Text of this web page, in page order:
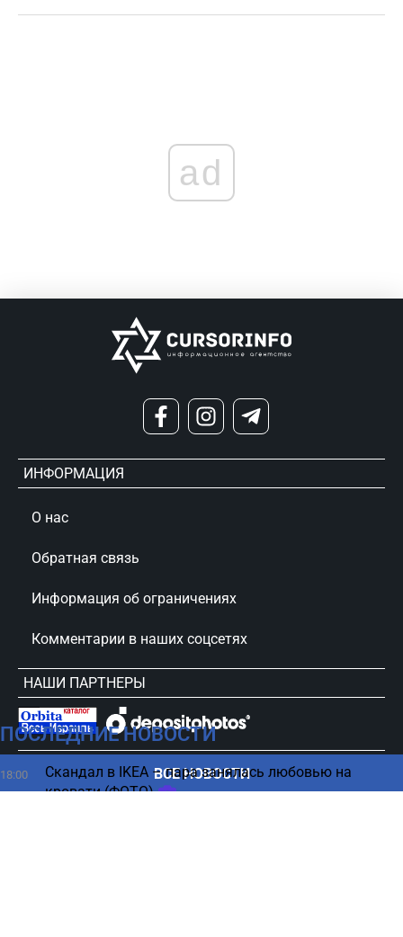
ПОСЛЕДНИЕ НОВОСТИ
18:00
Скандал в IKEA – пара занялась любовью на
кровати (ФОТО)
ВСЕ НОВОСТИ
ad
ИНФОРМАЦИЯ
О нас
Обратная связь
Информация об ограничениях
Комментарии в наших соцсетях
НАШИ ПАРТНЕРЫ
сursorinfo.co.il © Все права защищены